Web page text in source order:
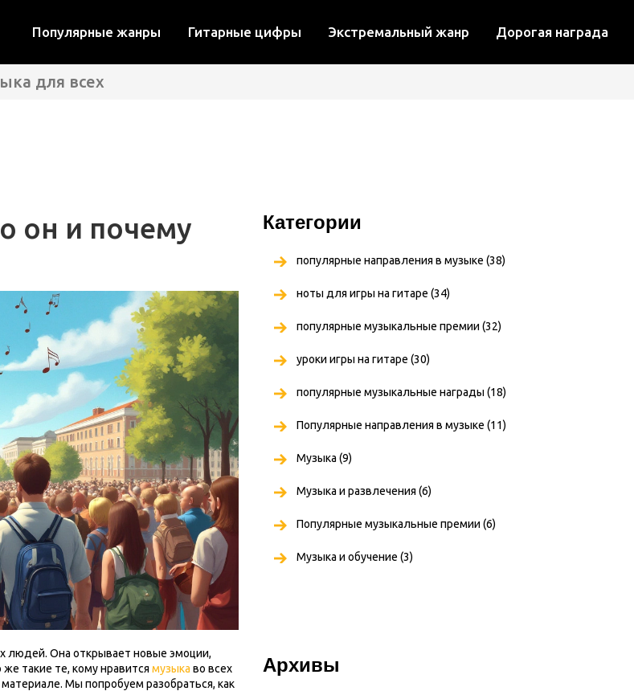
Популярные жанры Гитарные цифры Экстремальный жанр Дорогая награда
для всех
он и почему
людей. Она открывает новые эмоции,
такие те, кому нравится музыка во всех
Мы попробуем разобраться, как
Категории
популярные направления в музыке (38)
ноты для игры на гитаре (34)
популярные музыкальные премии (32)
уроки игры на гитаре (30)
популярные музыкальные награды (18)
Популярные направления в музыке (11)
Музыка (9)
Музыка и развлечения (6)
Популярные музыкальные премии (6)
Музыка и обучение (3)
Архивы